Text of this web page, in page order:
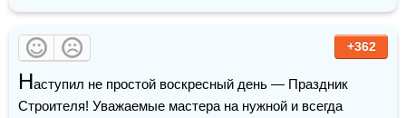
+362
Наступил не простой воскресный день — Праздник
Строителя! Уважаемые мастера на нужной и всегда